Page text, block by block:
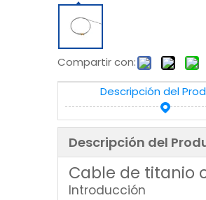
Compartir con:
Descripción del
Descripción del
Cable de titanio
Introducción